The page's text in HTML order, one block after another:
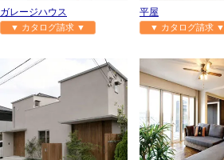
ガレージハウス
▼ カタログ請求 ▼
平屋
▼ カタログ請求 ▼